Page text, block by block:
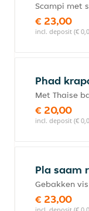
Scampi met
€ 23,00
incl. deposit (€
Phad
Met Thaise
€ 20,00
incl. deposit (€
Pla saam
Gebakken
€ 23,00